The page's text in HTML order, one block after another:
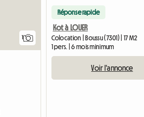
1
Réponse rapide
Kot à LOUER
Colocation | Boussu (7301) | 17 M2
1 pers. | 6 mois minimum
Voir l'annonce